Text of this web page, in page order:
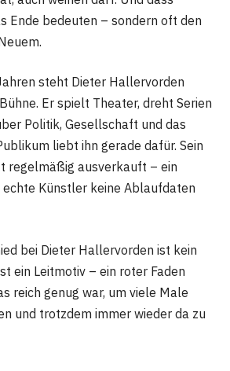
Ende bedeuten – sondern oft den
steht Dieter Hallervorden
Er spielt Theater, dreht Serien
Politik, Gesellschaft und das
liebt ihn gerade dafür. Sein
regelmäßig ausverkauft – ein
echte Künstler keine Ablaufdaten
bei Dieter Hallervorden ist kein
ein Leitmotiv – ein roter Faden
reich genug war, um viele Male
und trotzdem immer wieder da zu